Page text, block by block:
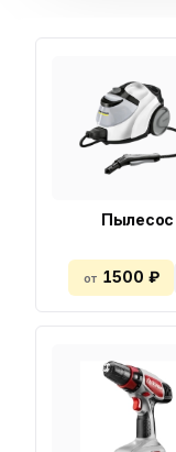
Пылесос
от 1500 ₽